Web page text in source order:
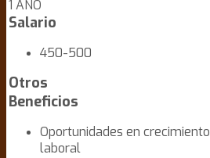
1 AÑO
Salario
450-500
Otros
Beneficios
Oportunidades en crecimiento
laboral